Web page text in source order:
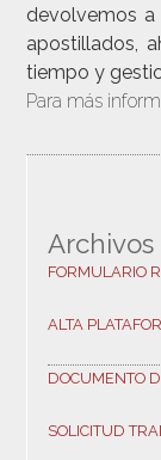
devolvemos
apostillados,
tiempo y
Para más
Archivos
FORMULARIO
ALTA
DOCUMENTO
SOLICITUD